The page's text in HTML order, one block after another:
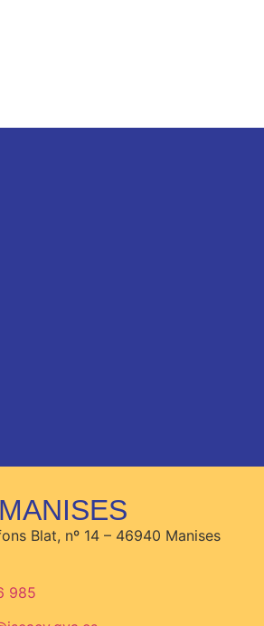
Blat, nº 14 – 46940 Manises
985